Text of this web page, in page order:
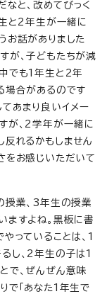
なと、改めてびっく
と2年生が一緒に
お話がありました
が、子どもたちが減
でも1年生と2年
場合があるのです
あまり良いイメー
が、2学年が一緒に
反れるかもしません
をお感じいただいて
業、3年生の授業
ますよね。黒板に書
っていることは、1
し、2年生の子は1
で、ぜんぜん意味
で「あなた1年生で